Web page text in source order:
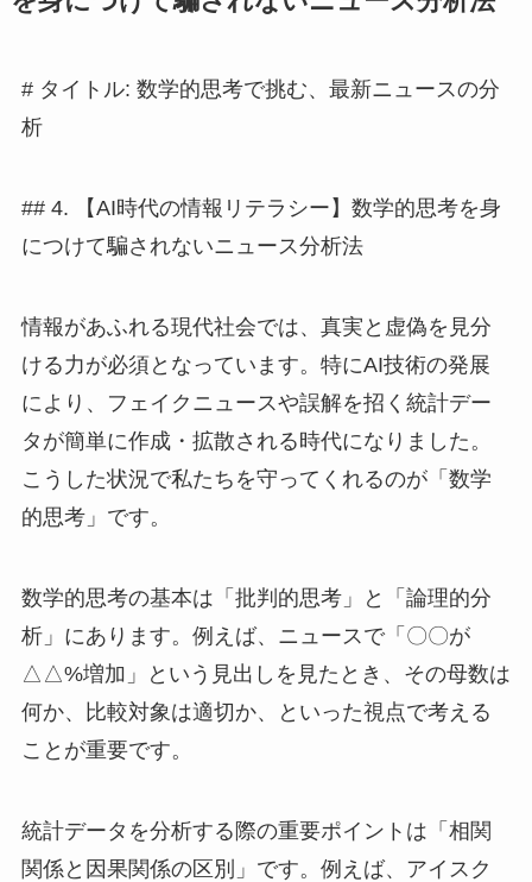
# タイトル: 数学的思考で挑む、最新ニュースの分
析
## 4. 【AI時代の情報リテラシー】数学的思考を身
につけて騙されないニュース分析法
情報があふれる現代社会では、真実と虚偽を見分
ける力が必須となっています。特にAI技術の発展
により、フェイクニュースや誤解を招く統計デー
タが簡単に作成・拡散される時代になりました。
こうした状況で私たちを守ってくれるのが「数学
的思考」です。
数学的思考の基本は「批判的思考」と「論理的分
析」にあります。例えば、ニュースで「〇〇が
△△%増加」という見出しを見たとき、その母数は
何か、比較対象は適切か、といった視点で考える
ことが重要です。
統計データを分析する際の重要ポイントは「相関
関係と因果関係の区別」です。例えば、アイスク